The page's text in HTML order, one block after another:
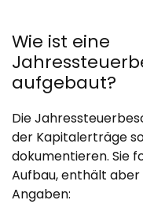
Wie ist eine
aufgebaut?
Die
der Kapitalerträge
dokumentieren. Sie
Aufbau, enthält aber
Angaben: